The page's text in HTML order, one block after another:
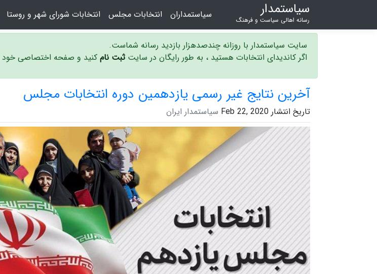
سیاستمدار
رسانه اهالی سیاست و فرهنگ سیاستمداران انتخابات مجلس انتخابات شورای شهر و روستا
سایت سیاستمدار با روزانه چندصدهزار بازدید رسانه شماست.
اگر کاندیدای انتخابات هستید ، به طور رایگان در سایت ثبت نام کنید و صفحه اختصاصی خود
آخرین نتایج غیر رسمی یازدهمین دوره انتخابات مجلس
تاریخ انتشار Feb 22, 2020 سیاستمدار ایران